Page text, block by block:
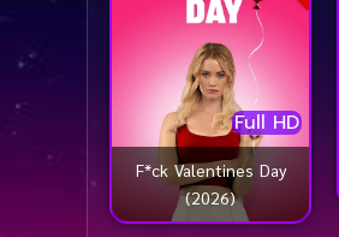
Full HD
F*ck Valentines Day
(2026)